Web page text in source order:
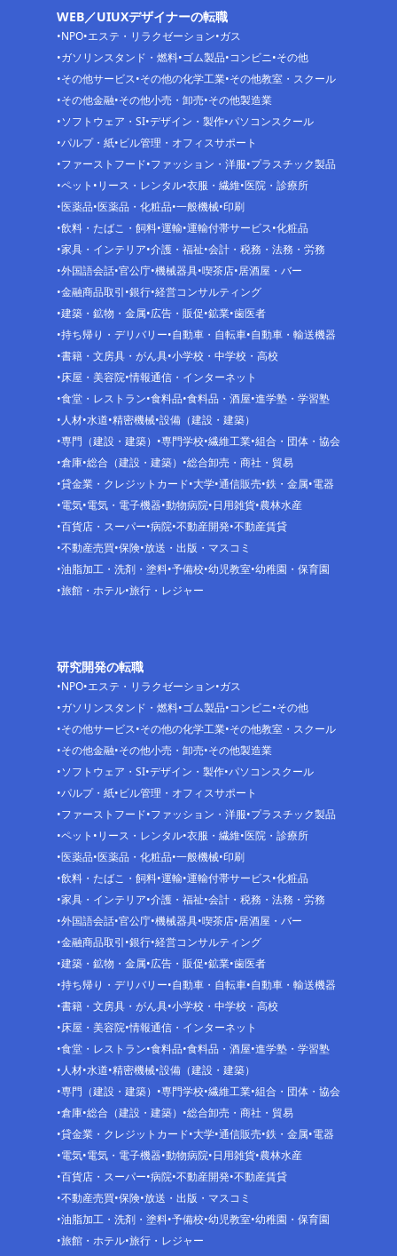
WEB／UIUXデザイナーの転職
NPO エステ・リラクゼーション ガス
ガソリンスタンド・燃料 ゴム製品 コンビニ その他
その他サービス その他の化学工業 その他教室・スクール
その他金融 その他小売・卸売 その他製造業
ソフトウェア・SI デザイン・製作 パソコンスクール
パルプ・紙 ビル管理・オフィスサポート
ファーストフード ファッション・洋服 プラスチック製品
ペット リース・レンタル 衣服・繊維 医院・診療所
医薬品 医薬品・化粧品 一般機械 印刷
飲料・たばこ・飼料 運輸 運輸付帯サービス 化粧品
家具・インテリア 介護・福祉 会計・税務・法務・労務
外国語会話 官公庁 機械器具 喫茶店 居酒屋・バー
金融商品取引 銀行 経営コンサルティング
建築・鉱物・金属 広告・販促 鉱業 歯医者
持ち帰り・デリバリー 自動車・自転車 自動車・輸送機器
書籍・文房具・がん具 小学校・中学校・高校
床屋・美容院 情報通信・インターネット
食堂・レストラン 食料品 食料品・酒屋 進学塾・学習塾
人材 水道 精密機械 設備（建設・建築）
専門（建設・建築）
専門学校 繊維工業 組合・団体・協会
倉庫 総合（建設・建築）
総合卸売・商社・貿易
貸金業・クレジットカード 大学 通信販売 鉄・金属 電器
電気 電気・電子機器 動物病院 日用雑貨 農林水産
百貨店・スーパー 病院 不動産開発 不動産賃貸
不動産売買 保険 放送・出版・マスコミ
油脂加工・洗剤・塗料 予備校 幼児教室 幼稚園・保育園
旅館・ホテル 旅行・レジャー
研究開発の転職
NPO エステ・リラクゼーション ガス
ガソリンスタンド・燃料 ゴム製品 コンビニ その他
その他サービス その他の化学工業 その他教室・スクール
その他金融 その他小売・卸売 その他製造業
ソフトウェア・SI デザイン・製作 パソコンスクール
パルプ・紙 ビル管理・オフィスサポート
ファーストフード ファッション・洋服 プラスチック製品
ペット リース・レンタル 衣服・繊維 医院・診療所
医薬品 医薬品・化粧品 一般機械 印刷
飲料・たばこ・飼料 運輸 運輸付帯サービス 化粧品
家具・インテリア 介護・福祉 会計・税務・法務・労務
外国語会話 官公庁 機械器具 喫茶店 居酒屋・バー
金融商品取引 銀行 経営コンサルティング
建築・鉱物・金属 広告・販促 鉱業 歯医者
持ち帰り・デリバリー 自動車・自転車 自動車・輸送機器
書籍・文房具・がん具 小学校・中学校・高校
床屋・美容院 情報通信・インターネット
食堂・レストラン 食料品 食料品・酒屋 進学塾・学習塾
人材 水道 精密機械 設備（建設・建築）
専門（建設・建築）
専門学校 繊維工業 組合・団体・協会
倉庫 総合（建設・建築）
総合卸売・商社・貿易
貸金業・クレジットカード 大学 通信販売 鉄・金属 電器
電気 電気・電子機器 動物病院 日用雑貨 農林水産
百貨店・スーパー 病院 不動産開発 不動産賃貸
不動産売買 保険 放送・出版・マスコミ
油脂加工・洗剤・塗料 予備校 幼児教室 幼稚園・保育園
旅館・ホテル 旅行・レジャー